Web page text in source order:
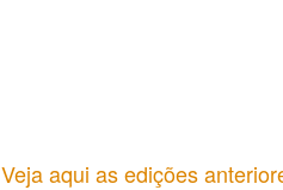
Veja aqui as edições